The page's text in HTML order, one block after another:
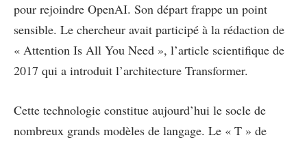
pour rejoindre OpenAI. Son départ frappe un point
sensible. Le chercheur avait participé à la rédaction de
« Attention Is All You Need », l’article scientifique de
2017 qui a introduit l’architecture Transformer.
Cette technologie constitue aujourd’hui le socle de
nombreux grands modèles de langage. Le « T » de